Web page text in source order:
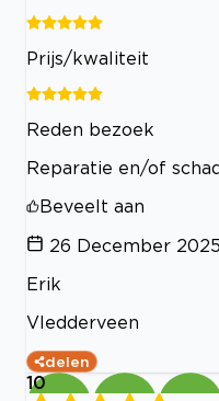
Prijs/kwaliteit
Reden bezoek
Reparatie en/of
Beveelt aan
26 December 2025
Erik
Vledderveen
delen
10